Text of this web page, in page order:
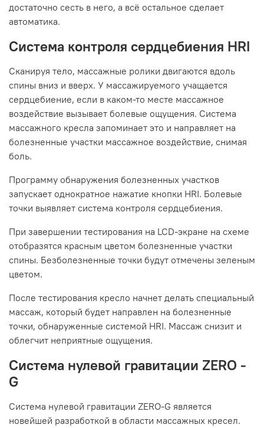
достаточно сесть в него, а всё остальное сделает
автоматика.
Система контроля сердцебиения HRI
Сканируя тело, массажные ролики двигаются вдоль
спины вниз и вверх. У массажируемого учащается
сердцебиение, если в каком-то месте массажное
воздействие вызывает болевые ощущения. Система
массажного кресла запоминает это и направляет на
болезненные участки массажное воздействие, снимая
боль.
Программу обнаружения болезненных участков
запускает однократное нажатие кнопки HRI. Болевые
точки выявляет система контроля сердцебиения.
При завершении тестирования на LCD-экране на схеме
отобразятся красным цветом болезненные участки
спины. Безболезненные точки будут отмечены зеленым
цветом.
После тестирования кресло начнет делать специальный
массаж, который будет направлен на болезненные
точки, обнаруженные системой HRI. Массаж снизит и
облегчит неприятные ощущения.
Система нулевой гравитации ZERO -
G
Система нулевой гравитации ZERO-G является
новейшей разработкой в области массажных кресел.